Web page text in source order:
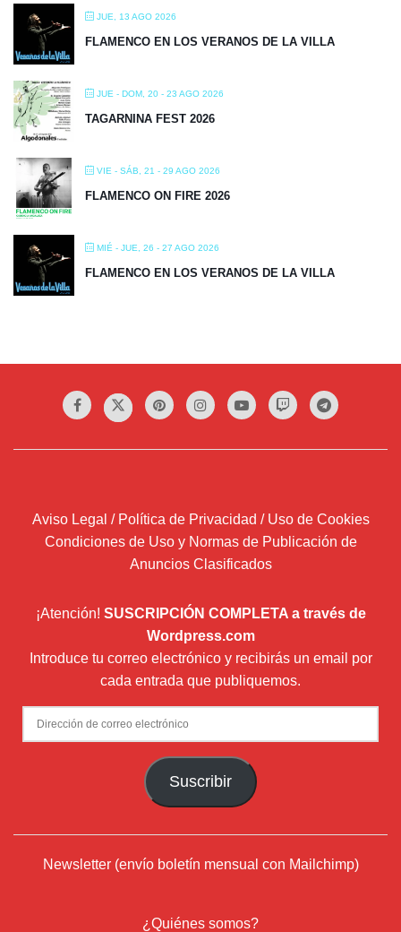
JUE, 13 AGO 2026
FLAMENCO EN LOS VERANOS DE LA VILLA
JUE - DOM, 20 - 23 AGO 2026
TAGARNINA FEST 2026
VIE - SÁB, 21 - 29 AGO 2026
FLAMENCO ON FIRE 2026
MIÉ - JUE, 26 - 27 AGO 2026
FLAMENCO EN LOS VERANOS DE LA VILLA
Aviso Legal / Política de Privacidad / Uso de Cookies
Condiciones de Uso y Normas de Publicación de
Anuncios Clasificados
¡Atención! SUSCRIPCIÓN COMPLETA a través de
Wordpress.com
Introduce tu correo electrónico y recibirás un email por
cada entrada que publiquemos.
Dirección
de
Suscribir
Newsletter (envío boletín mensual con Mailchimp)
¿Quiénes somos?